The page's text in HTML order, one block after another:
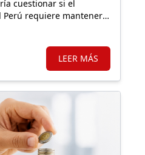
cuestionar si el
requiere mantener o
formalidad.
LEER MÁS